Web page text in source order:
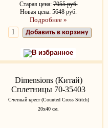
Старая цена:7055 руб.
Новая цена: 5648 руб.
Подробнее »
Добавить в корзину
В избранное
Dimensions (Китай)
Сплетницы 70-35403
Счетный крест (Counted Cross Stitch)
20х40 см.